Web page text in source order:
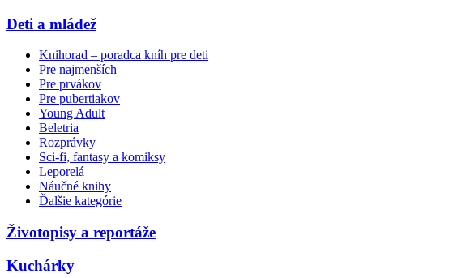
Deti a mládež
Knihorad – poradca kníh pre deti
Pre najmenších
Pre prvákov
Pre pubertiakov
Young Adult
Beletria
Rozprávky
Sci-fi, fantasy a komiksy
Leporelá
Náučné knihy
Ďalšie kategórie
Životopisy a reportáže
Kuchárky